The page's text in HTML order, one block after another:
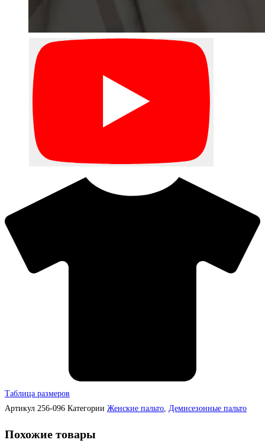
Таблица размеров
Артикул 256-096 Категории Женские пальто, Демисезонные пальто
Похожие товары